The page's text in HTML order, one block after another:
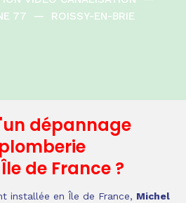
77
— ROISSY-EN-BRIE
dépannage
de France ?
installée en Île de France, Michel